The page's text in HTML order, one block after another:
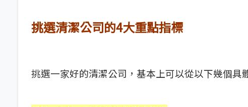
挑選清潔公司的4大重點指標
挑選一家好的清潔公司，基本上可以從以下幾個具